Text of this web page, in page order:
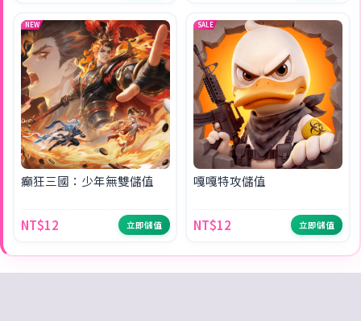
NEW
癲狂三國：少年無雙儲值
NT$12 立即儲值
SALE
嘎嘎特攻儲值
NT$12 立即儲值